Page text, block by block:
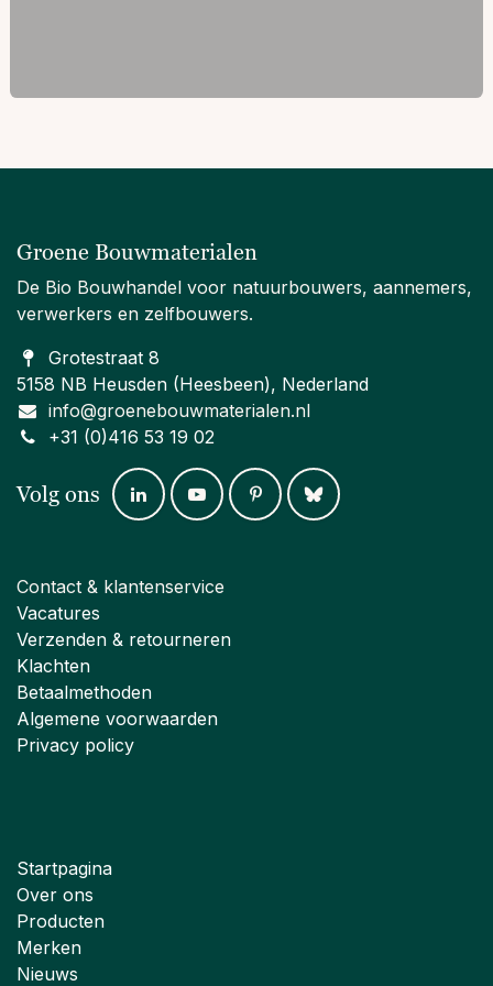
Groene Bouwmaterialen
De Bio Bouwhandel voor natuurbouwers, aannemers,
verwerkers en zelfbouwers.
Grotestraat 8
5158 NB Heusden (Heesbeen), Nederland
info@groenebouwmaterialen.nl
+31 (0)416 53 19 02
Volg ons
Contact & klantenservice
Vacatures
Verzenden & retourneren
Klachten
Betaalmethoden
Algemene voorwaarden
Privacy policy
Startpagina
Over ons
Producten
Merken
Nieuws